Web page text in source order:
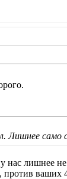
Лишнее само
нас лишнее не
против ваших